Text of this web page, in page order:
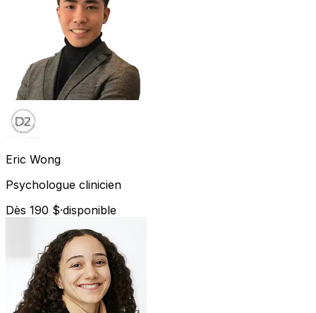
Eric Wong
Psychologue clinicien
Dès 190 $·disponible